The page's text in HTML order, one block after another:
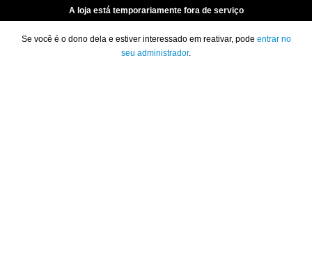
A loja está temporariamente fora de serviço
Se você é o dono dela e estiver interessado em reativar, pode entrar no
seu administrador.